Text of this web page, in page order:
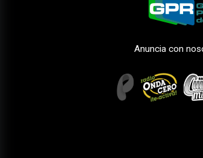
Anuncia con